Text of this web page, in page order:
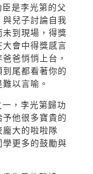
是李光第的父
兒子討論自我
到現場，得獎
會中得獎感言
爸悄悄上台，
尾都看著你的
以言喻。
，李光第歸功
他很多寶貴的
大的啦啦隊
更多的鼓勵與